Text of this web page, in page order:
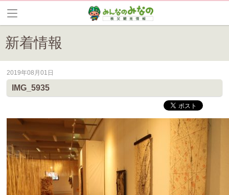
新着情報
皆野町のイベントやお祭り、花情報等の最新情報や観光協会会員情報
2019年08月01日
IMG_5935